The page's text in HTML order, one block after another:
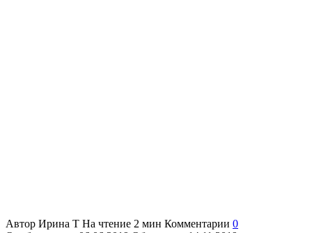
Автор Ирина Т На чтение 2 мин Комментарии 0